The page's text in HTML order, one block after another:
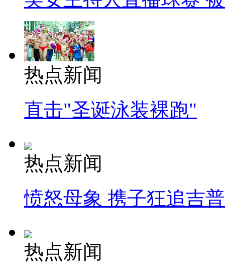
热点新闻
直击"圣诞泳装裸跑"
热点新闻
愤怒母象 携子狂追吉
热点新闻